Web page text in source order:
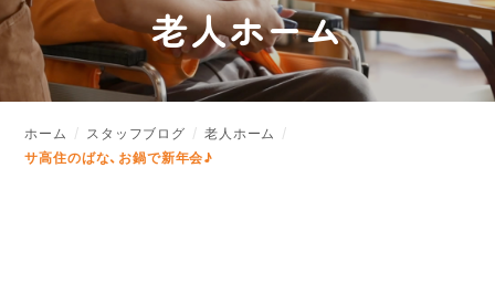
老人ホーム
ホーム スタッフブログ
老人ホーム
サ高住のばな、お鍋で新年会♪